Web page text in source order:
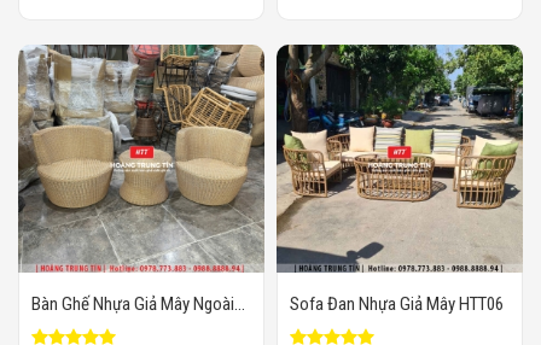
Bàn Ghế Nhựa Giả Mây Ngoài
Trời HTT55
Sofa Đan Nhựa Giả Mây HTT06